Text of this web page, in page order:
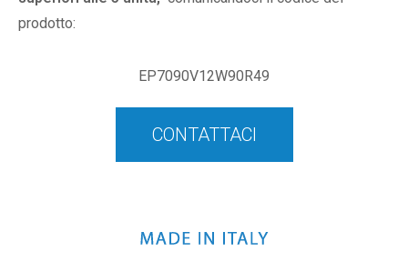
prodotto:
EP7090V12W90R49
CONTATTACI